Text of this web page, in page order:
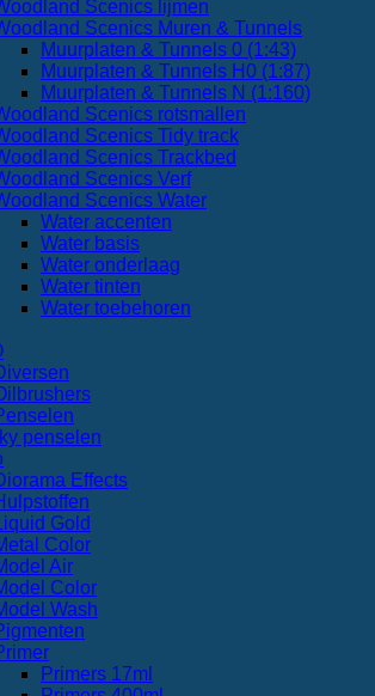
Scenics lijmen
Scenics Muren & Tunnels
Muurplaten & Tunnels 0 (1:43)
Muurplaten & Tunnels H0 (1:87)
Muurplaten & Tunnels N (1:160)
Scenics rotsmallen
Scenics Tidy track
Scenics Trackbed
Scenics Verf
Scenics Water
Water accenten
Water basis
Water onderlaag
Water tinten
Water toebehoren
penselen
Effects
Gold
Color
Air
Color
Wash
Primers 17ml